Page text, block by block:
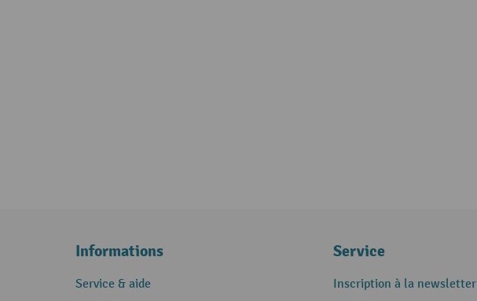
Informations
Service & aide
Service
Inscription à la newsletter